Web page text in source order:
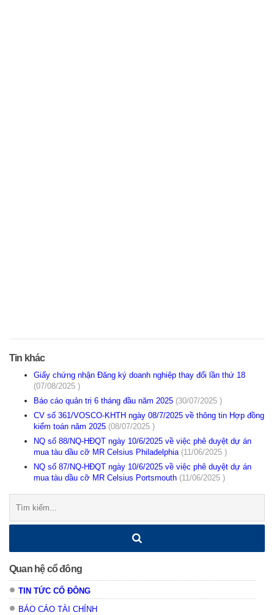
Tin khác
Giấy chứng nhận Đăng ký doanh nghiệp thay đổi lần thứ 18
(07/08/2025 )
Báo cáo quản trị 6 tháng đầu năm 2025 (30/07/2025 )
CV số 361/VOSCO-KHTH ngày 08/7/2025 về thông tin Hợp đồng
kiểm toán năm 2025 (08/07/2025 )
NQ số 88/NQ-HĐQT ngày 10/6/2025 về việc phê duyệt dự án
mua tàu dầu cỡ MR Celsius Philadelphia (11/06/2025 )
NQ số 87/NQ-HĐQT ngày 10/6/2025 về việc phê duyệt dự án
mua tàu dầu cỡ MR Celsius Portsmouth (11/06/2025 )
kiếm:
Quan hệ cổ đông
TIN TỨC CỔ ĐÔNG
BÁO CÁO TÀI CHÍNH